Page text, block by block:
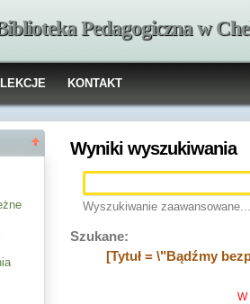
Pedagogiczna w
KONTAKT
Wyniki wyszukiwania
Wyszukiwanie zaawansowane...
Szukane:
[Tytuł = \"Bądźmy
W